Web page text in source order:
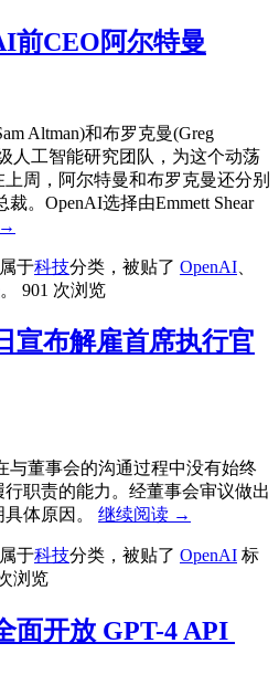
前CEO阿尔特曼
Altman)和布罗克曼(Greg
人工智能研究团队，为这个动荡
周，阿尔特曼和布罗克曼还分别
。OpenAI选择由Emmett Shear
→
于科技分类，被贴了 OpenAI
。 901 次浏览
宣布解雇首席执行官
与董事会的沟通过程中没有始终
职责的能力。经董事会审议做出
体原因。 继续阅读 →
于科技分类，被贴了 OpenAI 标
浏览
面开放 GPT-4 API